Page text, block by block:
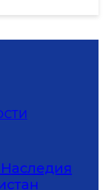
Наследия